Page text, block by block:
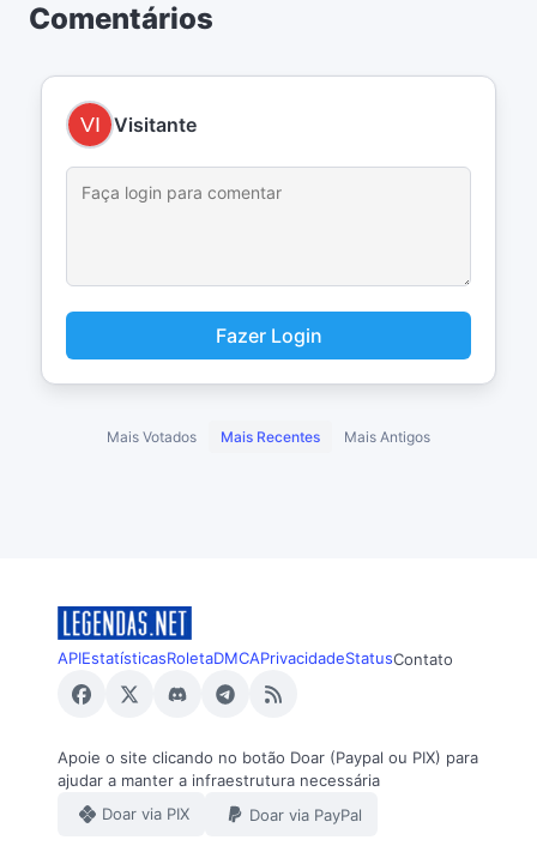
Comentários
Visitante
Fazer Login
Mais Votados Mais Recentes Mais Antigos
APIEstatísticasRoletaDMCAPrivacidadeStatusContato
Apoie o site clicando no botão Doar (Paypal ou PIX) para
ajudar a manter a infraestrutura necessária
Doar via PIX
Doar via PayPal